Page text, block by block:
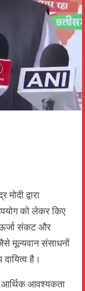
द्वारा
को लेकर किए
संकट और
मूल्यवान संसाधनों
है।
आर्थिक आवश्यकता